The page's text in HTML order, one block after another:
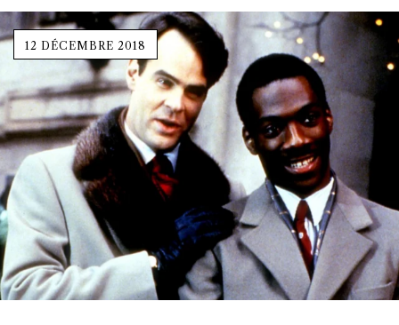
12 DÉCEMBRE 2018